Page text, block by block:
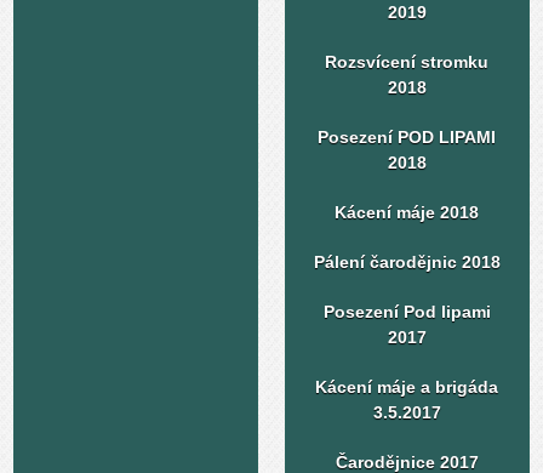
2019
Rozsvícení stromku
2018
Posezení POD LIPAMI
2018
Kácení máje 2018
Pálení čarodějnic 2018
Posezení Pod lipami
2017
Kácení máje a brigáda
3.5.2017
Čarodějnice 2017